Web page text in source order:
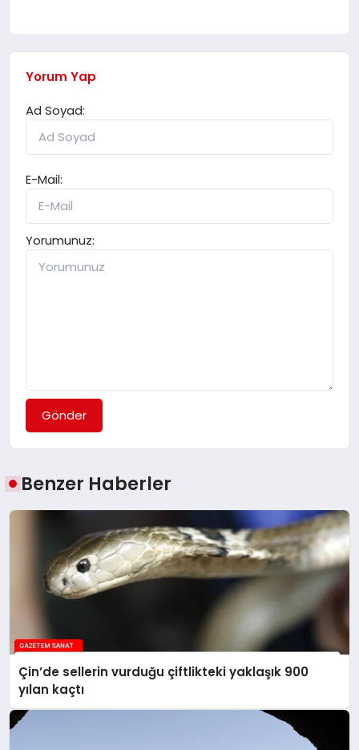
Yorum Yap
Ad Soyad:
E-Mail:
Yorumunuz:
Gönder
Benzer Haberler
Çin’de sellerin vurduğu çiftlikteki yaklaşık 900
yılan kaçtı